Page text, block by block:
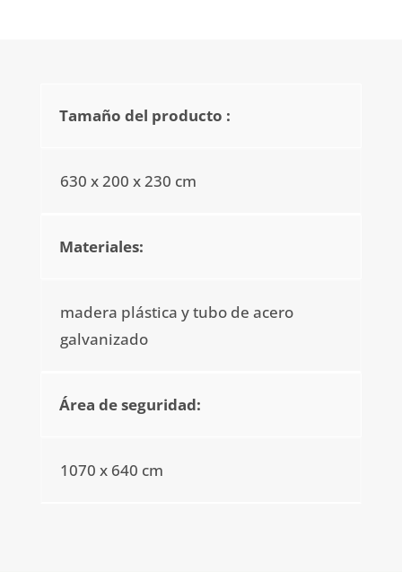
Tamaño del producto :
630 x 200 x 230 cm
Materiales:
madera plástica y tubo de acero
galvanizado
Área de seguridad:
1070 x 640 cm